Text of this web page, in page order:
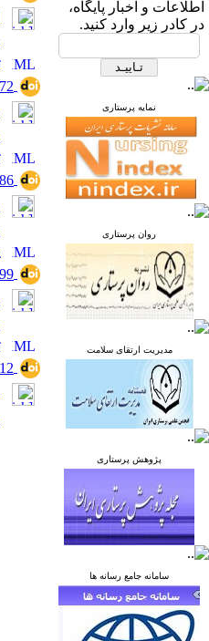
اطلاعات و اخبار پایگاه،
در کادر زیر وارد کنید.
نمایه پرستاری
روان پرستاری
مدیریت ارتقای سلامت
پژوهش پرستاری
سامانه جامع رسانه ها